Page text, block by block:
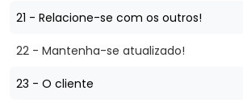
21 - Relacione-se com os outros!
22 - Mantenha-se atualizado!
23 - O cliente